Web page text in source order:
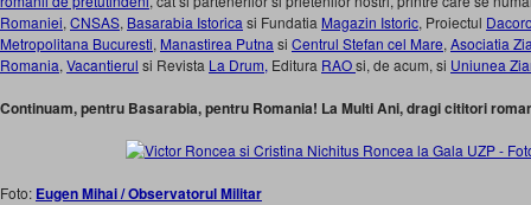
Romaniei, CNSAS, Basarabia Istorica si Fundatia Magazin Istoric, Proiectul
Metropolitana Bucuresti, Manastirea Putna si Centrul Stefan cel Mare, Asociatia
Romania, Vacantierul si Revista La Drum, Editura RAOsi, de acum, si Uniunea
Continuam, pentru Basarabia, pentru Romania! La Multi Ani, dragi cititori
Foto: Eugen Mihai / Observatorul Militar